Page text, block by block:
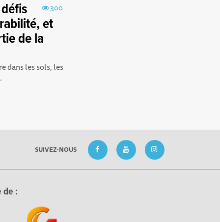
300
et
de la
dans les sols, les
SUIVEZ-NOUS
de :